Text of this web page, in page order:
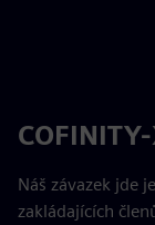
Náš závazek jde
zakládajících